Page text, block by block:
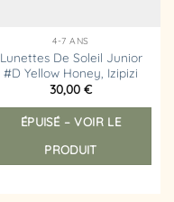
4-7 ANS
Lunettes De Soleil Junior
#D Yellow Honey, Izipizi
30,00 €
ÉPUISÉ – VOIR LE
PRODUIT